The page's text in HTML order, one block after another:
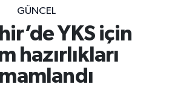
GÜNCEL
YKS için
hazırlıkları
Puan Durumu ve Fikstür